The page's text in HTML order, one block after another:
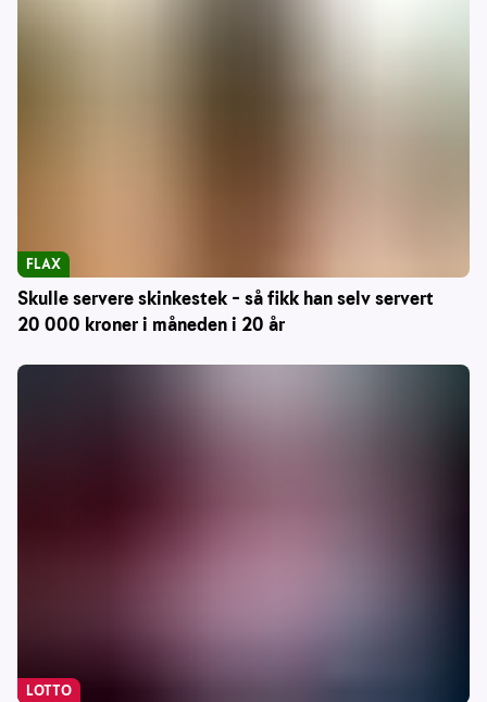
Skulle servere skinkestek – så fikk han selv servert
20 000 kroner i måneden i 20 år
FLAX
LOTTO